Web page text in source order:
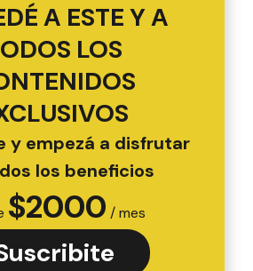
A ESTE Y A
LOS
y empezá a disfrutar
los beneficios
$2000 / mes